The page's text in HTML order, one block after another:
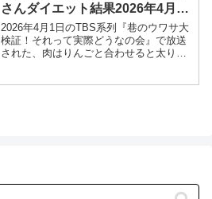
さんダイエット結果2026年4月1
日
2026年4月1日のTBS系列『巷のウワサ大
検証！それって実際どうなの会』で放送
された、肉はりんごと合わせると太りに